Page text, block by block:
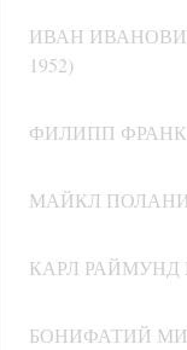
ИВАН
1952)
ФИЛИПП ФРАНК.
МАЙКЛ ПОЛАНИ.
КАРЛ РАЙМУНД
БОНИФАТИЙ